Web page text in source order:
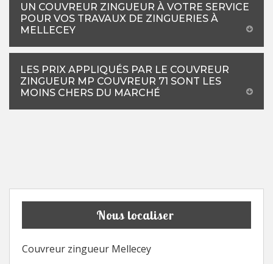
UN COUVREUR ZINGUEUR À VOTRE SERVICE
POUR VOS TRAVAUX DE ZINGUERIES À
MELLECEY
LES PRIX APPLIQUÉS PAR LE COUVREUR
ZINGUEUR MP COUVREUR 71 SONT LES
MOINS CHERS DU MARCHÉ
Nous localiser
Couvreur zingueur Mellecey